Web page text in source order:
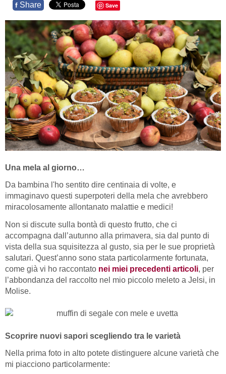
f Share Save
Una mela al giorno…
Da bambina l'ho sentito dire centinaia di volte, e
immaginavo questi superpoteri della mela che avrebbero
miracolosamente allontanato malattie e medici!
Non si discute sulla bontà di questo frutto, che ci
accompagna dall’autunno alla primavera, sia dal punto di
vista della sua squisitezza al gusto, sia per le sue proprietà
salutari. Quest’anno sono stata particolarmente fortunata,
come già vi ho raccontato nei miei precedenti articoli, per
l’abbondanza del raccolto nel mio piccolo meleto a Jelsi, in
Molise.
Scoprire nuovi sapori scegliendo tra le varietà
Nella prima foto in alto potete distinguere alcune varietà che
mi piacciono particolarmente: